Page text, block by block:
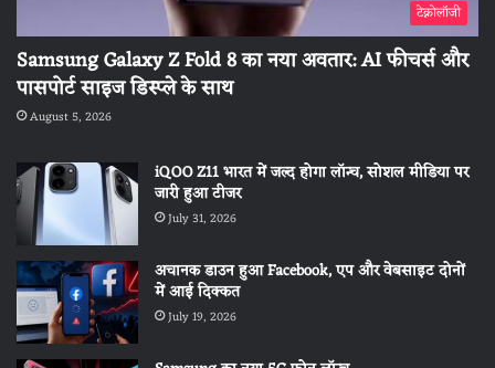
टेक्नोलॉजी
Samsung Galaxy Z Fold 8 का नया अवतार: AI फीचर्स और
पासपोर्ट साइज डिस्प्ले के साथ
August 5, 2026
iQOO Z11 भारत में जल्द होगा लॉन्च, सोशल मीडिया पर
जारी हुआ टीजर
July 31, 2026
अचानक डाउन हुआ Facebook, एप और वेबसाइट दोनों
में आई दिक्कत
July 19, 2026